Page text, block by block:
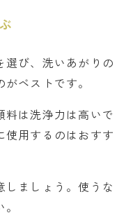
び、洗いあがりの
ベストです。
は洗浄力は高いで
使用するのはおすす
ましょう。使うな